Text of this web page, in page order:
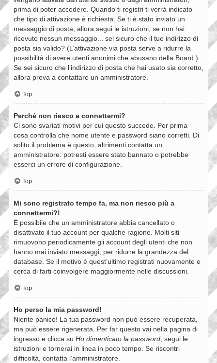
prima di poter accedere. Quando ti registri ti verrà indicato
che tipo di attivazione è richiesta. Se ti è stato inviato un
messaggio di posta, allora segui le istruzioni; se non hai
ricevuto nessun messaggio... sei sicuro che il tuo indirizzo di
posta sia valido? (L’attivazione via posta serve a ridurre la
possibilità di avere utenti anonimi che abusano della Board.)
Se sei sicuro che l’indirizzo di posta che hai usato sia corretto,
allora prova a contattare un amministratore.
Top
Perché non riesco a connettermi?
Ci sono svariati motivi per cui questo succede. Per prima
cosa controlla che nome utente e password siano corretti. Di
solito il problema è questo, altrimenti contatta un
amministratore: potresti essere stato bannato o potrebbe
esserci un errore di configurazione.
Top
Mi sono registrato tempo fa, ma non riesco più a
connettermi?!
È possibile che un amministratore abbia cancellato o
disattivato il tuo account per qualche ragione. Molti siti
rimuovono periodicamente gli account degli utenti che non
hanno mai inviato messaggi, per ridurre la grandezza del
database. Se il motivo è quest’ultimo registrati nuovamente e
cerca di farti coinvolgere maggiormente nelle discussioni.
Top
Ho perso la mia password!
Niente panico! La tua password non può essere recuperata,
ma può essere rigenerata. Per far questo vai nella pagina di
ingresso e clicca su Ho dimenticato la password, segui le
istruzioni e tornerai in linea in poco tempo. Se riscontri
difficoltà, contatta l’amministratore.